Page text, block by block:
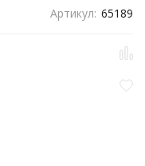
Артикул: 65189